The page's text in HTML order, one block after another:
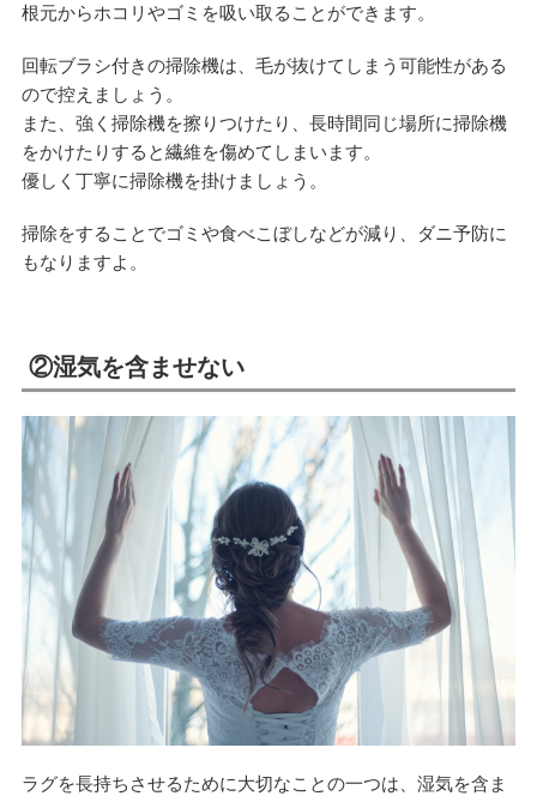
根元からホコリやゴミを吸い取ることができます。
回転ブラシ付きの掃除機は、毛が抜けてしまう可能性がある
ので控えましょう。
また、強く掃除機を擦りつけたり、長時間同じ場所に掃除機
をかけたりすると繊維を傷めてしまいます。
優しく丁寧に掃除機を掛けましょう。
掃除をすることでゴミや食べこぼしなどが減り、ダニ予防に
もなりますよ。
②湿気を含ませない
ラグを長持ちさせるために大切なことの一つは、湿気を含ま